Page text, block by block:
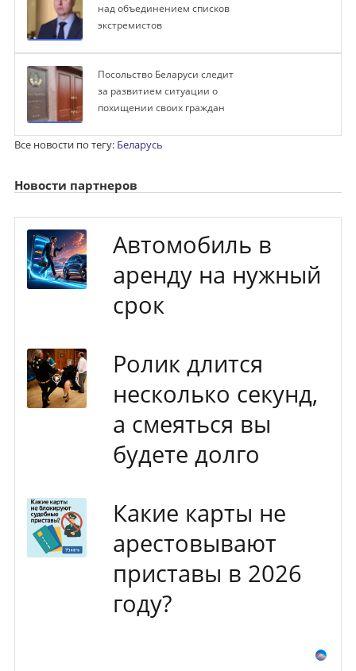
над объединением списков
экстремистов
Посольство Беларуси следит
за развитием ситуации о
похищении своих граждан
Все новости по тегу: Беларусь
Новости партнеров
Автомобиль в
аренду на нужный
срок
Ролик длится
несколько секунд,
а смеяться вы
будете долго
Какие карты не
арестовывают
приставы в 2026
году?